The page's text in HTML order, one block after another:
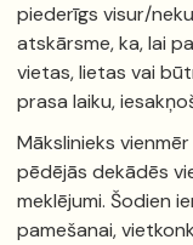
piederīgs visur/
atskārsme, ka, lai
vietas, lietas vai
prasa laiku,
Mākslinieks
pēdējās dekādēs
meklējumi. Šodien
pamešanai,